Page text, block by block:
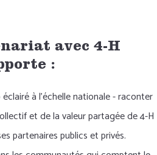
avec 4-H
:
à l'échelle nationale - raconter
et de la valeur partagée de 4-H
partenaires publics et privés.